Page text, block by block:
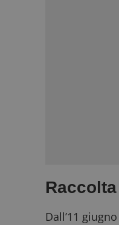
Dall’11